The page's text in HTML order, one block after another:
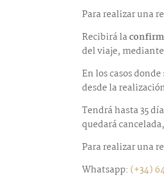
Para realizar una
Recibirá la
del viaje,
En los casos
desde la
Tendrá hasta 35
quedará
Para realizar una
Whatsapp:(+34)